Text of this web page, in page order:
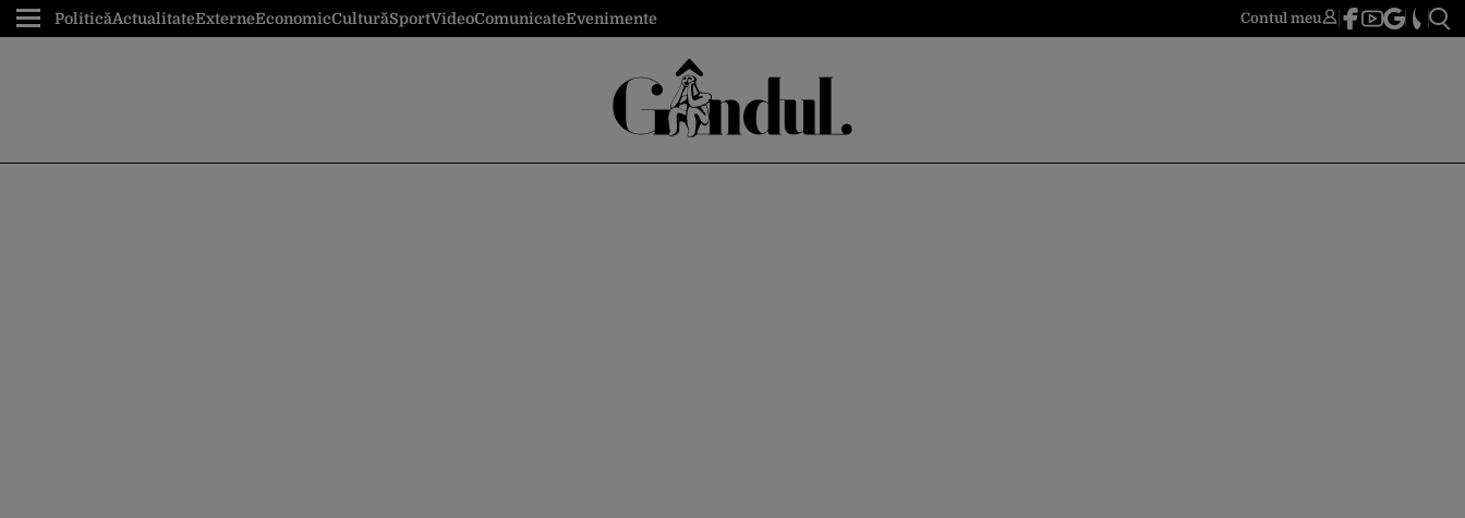
PoliticăActualitateExterneEconomicCulturăSportVideoComunicateEvenimente Contul meu